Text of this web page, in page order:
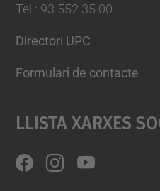
Tel. : 93 552 35 00
Directori UPC
Formulari de contacte
Llista Xarxes